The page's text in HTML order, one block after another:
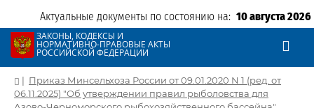
Актуальные документы по состоянию на: 10 августа 2026
ЗАКОНЫ, КОДЕКСЫ И
НОРМАТИВНО-ПРАВОВЫЕ АКТЫ
РОССИЙСКОЙ ФЕДЕРАЦИИ
| Приказ Минсельхоза России от 09.01.2020 N 1 (ред. от
06.11.2025) "Об утверждении правил рыболовства для